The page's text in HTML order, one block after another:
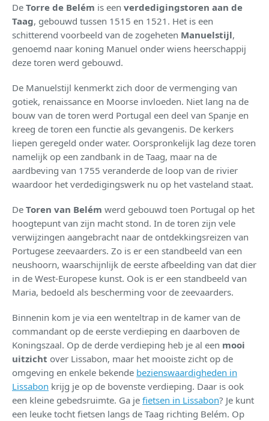
De Torre de Belém is een verdedigingstoren aan de
Taag, gebouwd tussen 1515 en 1521. Het is een
schitterend voorbeeld van de zogeheten Manuelstijl,
genoemd naar koning Manuel onder wiens heerschappij
deze toren werd gebouwd.
De Manuelstijl kenmerkt zich door de vermenging van
gotiek, renaissance en Moorse invloeden. Niet lang na de
bouw van de toren werd Portugal een deel van Spanje en
kreeg de toren een functie als gevangenis. De kerkers
liepen geregeld onder water. Oorspronkelijk lag deze toren
namelijk op een zandbank in de Taag, maar na de
aardbeving van 1755 veranderde de loop van de rivier
waardoor het verdedigingswerk nu op het vasteland staat.
De Toren van Belém werd gebouwd toen Portugal op het
hoogtepunt van zijn macht stond. In de toren zijn vele
verwijzingen aangebracht naar de ontdekkingsreizen van
Portugese zeevaarders. Zo is er een standbeeld van een
neushoorn, waarschijnlijk de eerste afbeelding van dat dier
in de West-Europese kunst. Ook is er een standbeeld van
Maria, bedoeld als bescherming voor de zeevaarders.
Binnenin kom je via een wenteltrap in de kamer van de
commandant op de eerste verdieping en daarboven de
Koningszaal. Op de derde verdieping heb je al een mooi
uitzicht over Lissabon, maar het mooiste zicht op de
omgeving en enkele bekende bezienswaardigheden in
Lissabon krijg je op de bovenste verdieping. Daar is ook
een kleine gebedsruimte. Ga je fietsen in Lissabon? Je kunt
een leuke tocht fietsen langs de Taag richting Belém. Op